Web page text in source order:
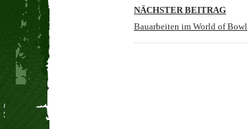
NÄCHSTER BEITRAG
Bauarbeiten im World of Bowl